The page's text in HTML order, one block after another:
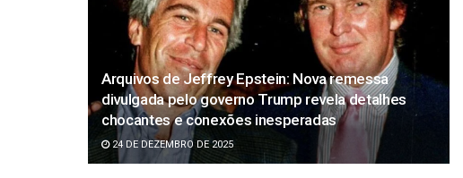
Arquivos de Jeffrey Epstein: Nova remessa
divulgada pelo governo Trump revela detalhes
chocantes e conexões inesperadas
24 DE DEZEMBRO DE 2025